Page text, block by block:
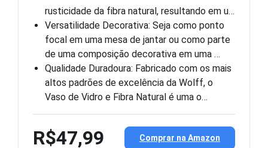
rusticidade da fibra natural, resultando em u…
Versatilidade Decorativa: Seja como ponto
focal em uma mesa de jantar ou como parte
de uma composição decorativa em uma …
Qualidade Duradoura: Fabricado com os mais
altos padrões de excelência da Wolff, o
Vaso de Vidro e Fibra Natural é uma o…
R$47,99 Comprar na Amazon